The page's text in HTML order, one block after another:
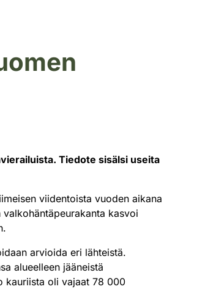
Tiedote sisälsi useita
viidentoista vuoden aikana
valkohäntäpeurakanta kasvoi
arvioida eri lähteistä.
alueelleen jääneistä
kauriista oli vajaat 78 000